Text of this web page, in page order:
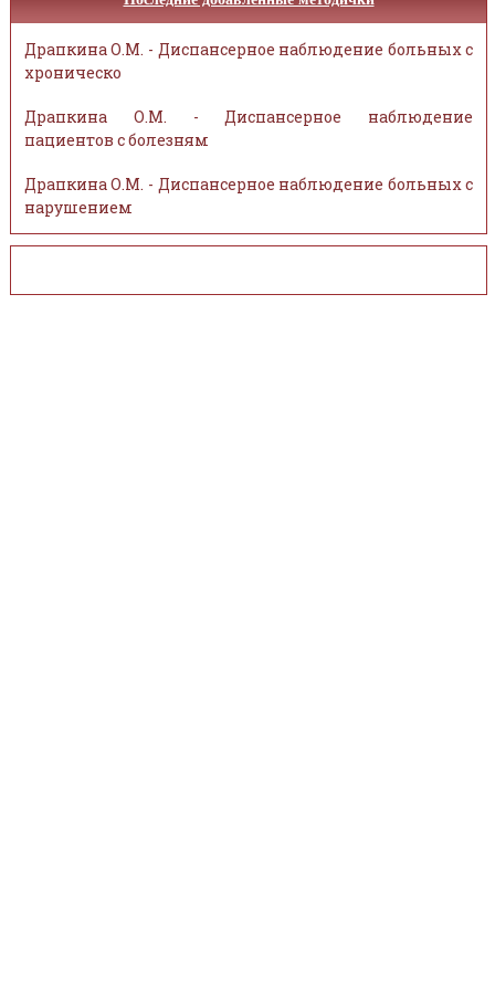
Драпкина О.М. - Диспансерное наблюдение больных с
хроническо
Драпкина О.М. - Диспансерное наблюдение
пациентов с болезням
Драпкина О.М. - Диспансерное наблюдение больных с
нарушением